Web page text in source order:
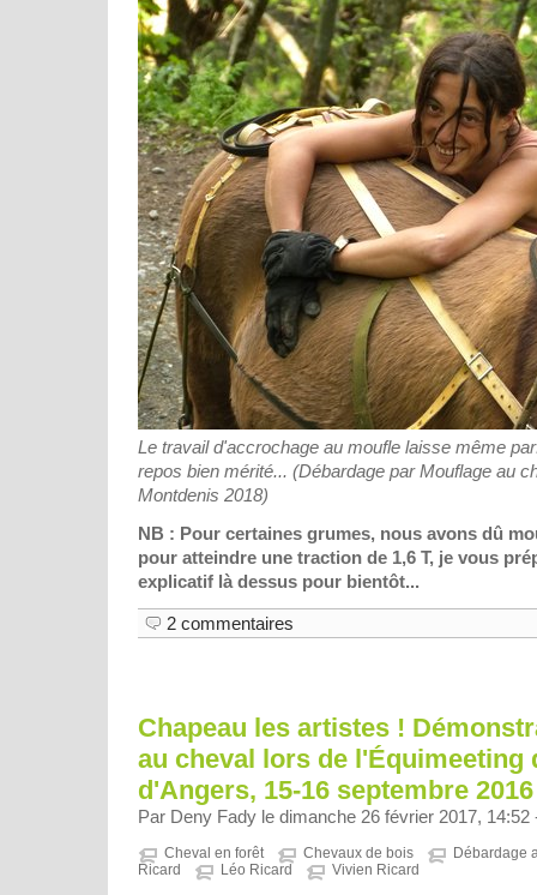
Le travail d'accrochage au moufle laisse même
repos bien mérité... (Débardage par Mouflage au
Montdenis 2018)
NB : Pour certaines grumes, nous avons dû
pour atteindre une traction de 1,6 T, je vous
explicatif là dessus pour bientôt...
2 commentaires
Chapeau les artistes !
au cheval lors de l'Équimeeting
d'Angers, 15-16 septembre 2016
Par Deny Fady le dimanche 26 février 2017,
Cheval en forêt Chevaux de bois
Débardage
Ricard
Léo Ricard Vivien Ricard